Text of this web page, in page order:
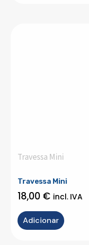
Travessa Mini
Travessa Mini
18,00 € incl. IVA
Adicionar